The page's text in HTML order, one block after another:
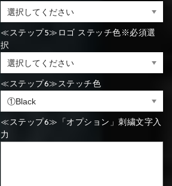
⑰Silver
⑳Purple ㉑Violet
⑰Silver
⑳Purple ㉑Violet
≪ステップ5≫ロゴ ステッチ色※必須選
択
≪ステップ6≫ステッチ色
≪ステップ6≫「オプション」刺繍文字入
力